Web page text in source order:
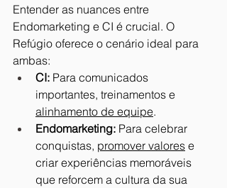
Entender as nuances entre
Endomarketing e CI é crucial. O
Refúgio oferece o cenário ideal para
ambas:
CI: Para comunicados
importantes, treinamentos e
alinhamento de equipe.
Endomarketing: Para celebrar
conquistas, promover valores e
criar experiências memoráveis
que reforcem a cultura da sua